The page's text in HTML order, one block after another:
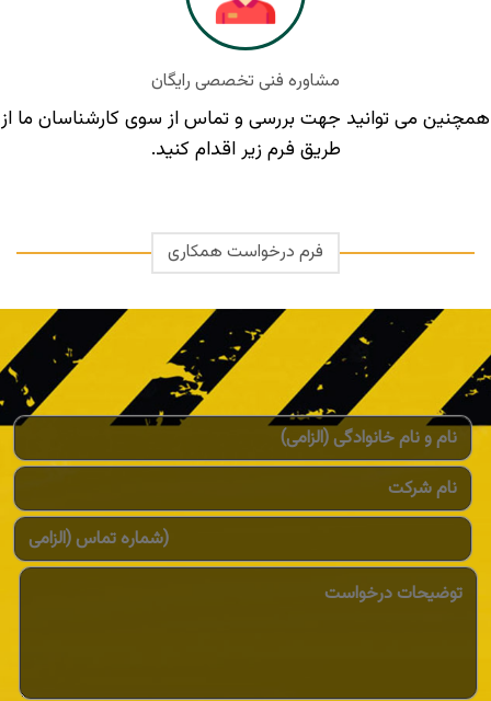
مشاوره فنی تخصصی رایگان
همچنین می توانید جهت بررسی و تماس از سوی کارشناسان ما از
طریق فرم زیر اقدام کنید.
فرم درخواست همکاری